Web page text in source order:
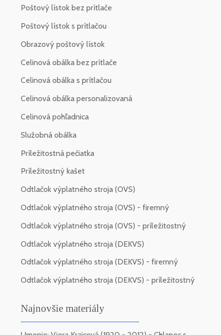
Poštový lístok bez prítlače
Poštový lístok s prítlačou
Obrazový poštový lístok
Celinová obálka bez prítlače
Celinová obálka s prítlačou
Celinová obálka personalizovaná
Celinová pohľadnica
Služobná obálka
Príležitostná pečiatka
Príležitostný kašet
Odtlačok výplatného stroja (OVS)
Odtlačok výplatného stroja (OVS) - firemný
Odtlačok výplatného stroja (OVS) - príležitostný
Odtlačok výplatného stroja (DEKVS)
Odtlačok výplatného stroja (DEKVS) - firemný
Odtlačok výplatného stroja (DEKVS) - príležitostný
Najnovšie materiály